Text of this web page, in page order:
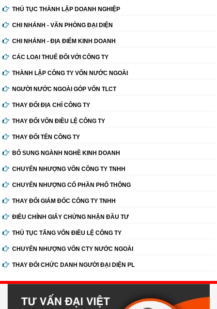
THỦ TỤC THÀNH LẬP DOANH NGHIỆP
CHI NHÁNH - VĂN PHÒNG ĐẠI DIỆN
CHI NHÁNH - ĐỊA ĐIỂM KINH DOANH
CÁC LOẠI THUẾ ĐỐI VỚI CÔNG TY
THÀNH LẬP CÔNG TY VỐN NƯỚC NGOÀI
NGƯỜI NƯỚC NGOÀI GÓP VỐN TLCT
THAY ĐỔI ĐỊA CHỈ CÔNG TY
THAY ĐỔI VỐN ĐIỀU LỆ CÔNG TY
THAY ĐỔI TÊN CÔNG TY
BỔ SUNG NGÀNH NGHỀ KINH DOANH
CHUYỂN NHƯỢNG VỐN CÔNG TY TNHH
CHUYỂN NHƯỢNG CỔ PHẦN PHỔ THÔNG
THAY ĐỔI GIÁM ĐỐC CÔNG TY TNHH
ĐIỀU CHỈNH GIẤY CHỨNG NHẬN ĐẦU TƯ
THỦ TỤC TĂNG VỐN ĐIỀU LỆ CÔNG TY
CHUYỂN NHƯỢNG VỐN CTY NƯỚC NGOÀI
THAY ĐỔI CHỨC DANH NGƯỜI ĐẠI DIỆN PL